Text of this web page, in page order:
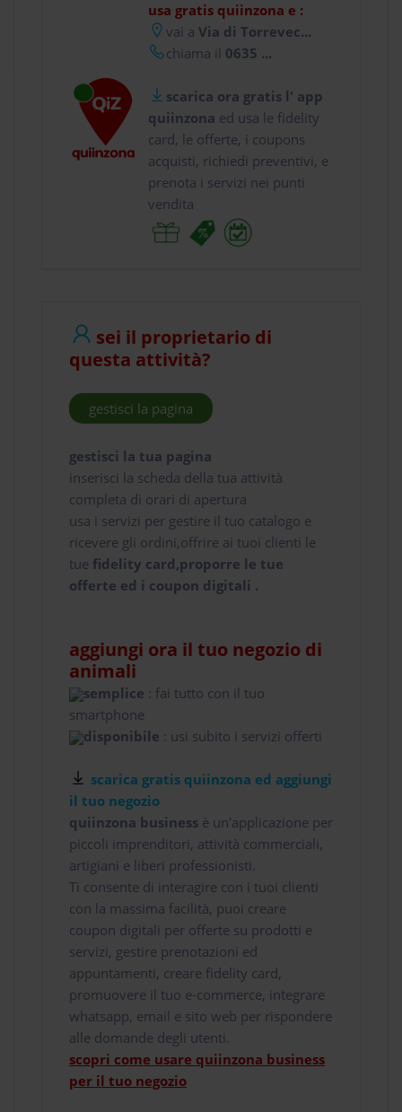
usa gratis quiinzona e :
vai aVia di Torrevec...
chiama il 0635 ...
scarica ora gratis l' app
quiinzona ed usa le fidelity
card, le offerte, i coupons
acquisti, richiedi preventivi, e
prenota i servizi nei punti
vendita
sei il proprietario di
questa attività?
gestisci la pagina
gestisci la tua pagina
inserisci la scheda della tua attività
completa di orari di apertura
usa i servizi per gestire il tuo catalogo e
ricevere gli ordini,offrire ai tuoi clienti le
tue fidelity card,proporre le tue
offerte ed i coupon digitali .
aggiungi ora il tuo negozio di
animali
semplice : fai tutto con il tuo
smartphone
disponibile : usi subito i servizi offerti
scarica gratis quiinzona ed aggiungi
il tuo negozio
quiinzona business è un'applicazione per
piccoli imprenditori, attività commerciali,
artigiani e liberi professionisti.
Ti consente di interagire con i tuoi clienti
con la massima facilità, puoi creare
coupon digitali per offerte su prodotti e
servizi, gestire prenotazioni ed
appuntamenti, creare fidelity card,
promuovere il tuo e-commerce, integrare
whatsapp, email e sito web per rispondere
alle domande degli utenti.
scopri come usare quiinzona business
per il tuo negozio